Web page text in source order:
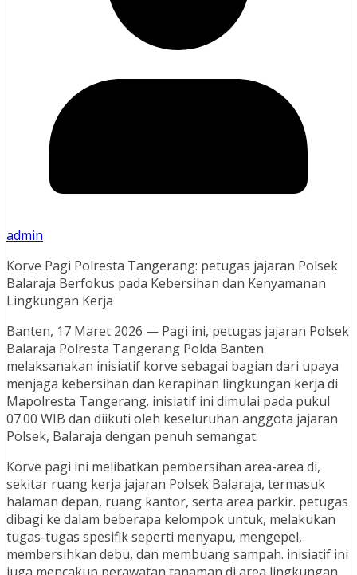
admin
Korve Pagi Polresta Tangerang: petugas jajaran Polsek
Balaraja Berfokus pada Kebersihan dan Kenyamanan
Lingkungan Kerja
Banten, 17 Maret 2026 — Pagi ini, petugas jajaran Polsek
Balaraja Polresta Tangerang Polda Banten
melaksanakan inisiatif korve sebagai bagian dari upaya
menjaga kebersihan dan kerapihan lingkungan kerja di
Mapolresta Tangerang. inisiatif ini dimulai pada pukul
07.00 WIB dan diikuti oleh keseluruhan anggota jajaran
Polsek, Balaraja dengan penuh semangat.
Korve pagi ini melibatkan pembersihan area-area di,
sekitar ruang kerja jajaran Polsek Balaraja, termasuk
halaman depan, ruang kantor, serta area parkir. petugas
dibagi ke dalam beberapa kelompok untuk, melakukan
tugas-tugas spesifik seperti menyapu, mengepel,
membersihkan debu, dan membuang sampah. inisiatif ini